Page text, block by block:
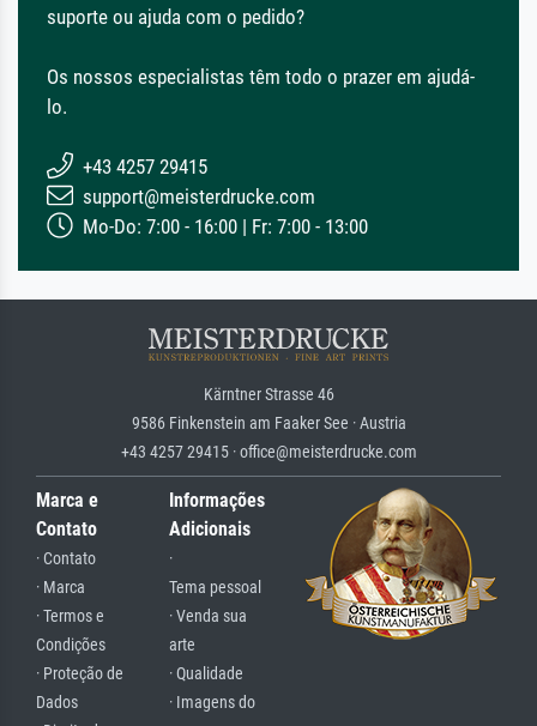
suporte ou ajuda com o pedido?
Os nossos especialistas têm todo o prazer em ajudá-
lo.
+43 4257 29415
support@meisterdrucke.com
Mo-Do: 7:00 - 16:00 | Fr: 7:00 - 13:00
Kärntner Strasse 46
9586 Finkenstein am Faaker See · Austria
+43 4257 29415 · office@meisterdrucke.com
Marca e
Contato
· Contato
· Marca
· Termos e
Condições
· Proteção de
Dados
Informações
Adicionais
·
Tema pessoal
· Venda sua
arte
· Qualidade
· Imagens do